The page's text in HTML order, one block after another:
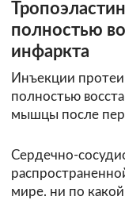
полностью
инфаркта
Инъекции
полностью
мышцы после
Сердечно-
мире. ни по